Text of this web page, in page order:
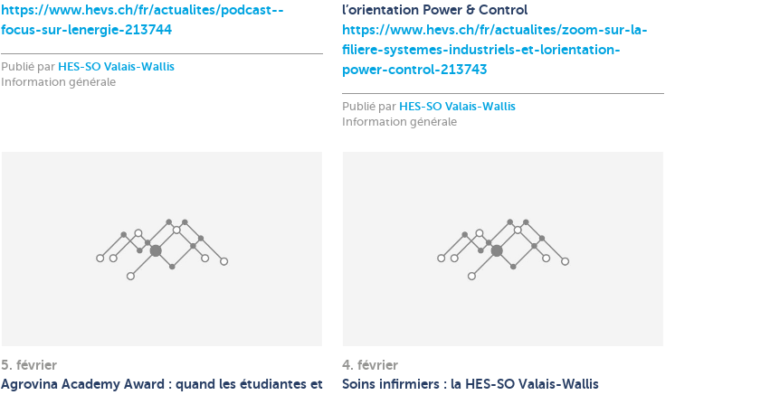
https://www.hevs.ch/fr/actualites/podcast--
focus-sur-lenergie-213744
Publié par HES-SO Valais-Wallis
Information générale
l’orientation Power & Control
https://www.hevs.ch/fr/actualites/zoom-sur-la-
filiere-systemes-industriels-et-lorientation-
power-control-213743
Publié par HES-SO Valais-Wallis
Information générale
5. février
Agrovina Academy Award : quand les étudiantes et
4. février
Soins infirmiers : la HES-SO Valais-Wallis